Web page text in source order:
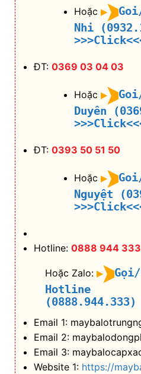
Hoặc
Nhi
ĐT: 0369 03 04 03
Hoặc
Duyên
ĐT: 0393 50 51 50
Hoặc
Nguyệt
Hotline: 0888 944 333
Hoặc Zalo:
Hotline
(0888.944.333)
Email 1:
Email 2:
Email 3:
Website 1: https://